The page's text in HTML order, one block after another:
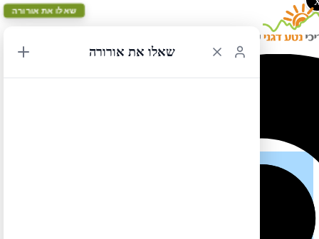
שאלו את אורורה
שאלו את אורורה